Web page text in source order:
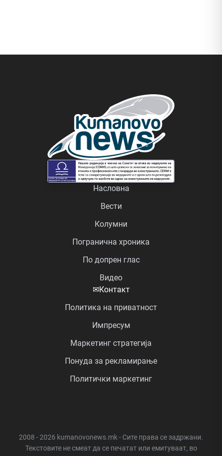
Насловна
Вести
Колумни
Погранична хроника
По допрен глас
Видео
✉Контакт
Политика на приватност
Импресум
Маркетинг стратегија
Понуда за рекламирање
Политички маркетинг
2008 - 2026 kumanovonews.mk - Сите права се задржани.
Текстовите не смеат да се печатат или емитуваат, во